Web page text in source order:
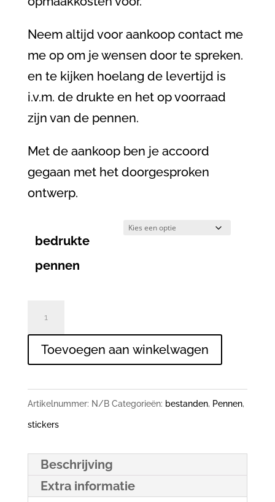
Neem altijd voor aankoop contact me
me op om je wensen door te spreken.
en te kijken hoelang de levertijd is
i.v.m. de drukte en het op voorraad
zijn van de pennen.
Met de aankoop ben je accoord
gegaan met het doorgesproken
ontwerp.
bedrukte
pennen
pennen
met
afbeelding
aantal
Toevoegen aan winkelwagen
Artikelnummer: N/B Categorieën: bestanden, Pennen,
stickers
Beschrijving
Extra informatie